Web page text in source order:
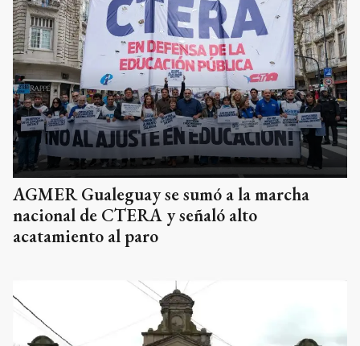
AGMER Gualeguay se sumó a la marcha
nacional de CTERA y señaló alto
acatamiento al paro